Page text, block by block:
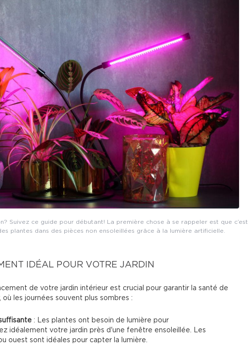
Suivez ce guide pour débutant! La première chose à se rappeler est que c’est
plantes dans des pièces non ensoleillées grâce à la lumière artificielle.
IDÉAL POUR VOTRE JARDIN
de votre jardin intérieur est crucial pour garantir la santé de
les journées souvent plus sombres :
: Les plantes ont besoin de lumière pour
idéalement votre jardin près d'une fenêtre ensoleillée. Les
ouest sont idéales pour capter la lumière.